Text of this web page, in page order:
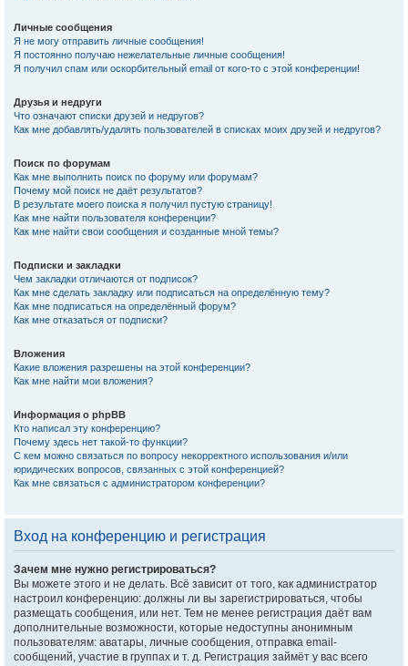
Личные сообщения
Я не могу отправить личные сообщения!
Я постоянно получаю нежелательные личные сообщения!
Я получил спам или оскорбительный email от кого-то с этой конференции!
Друзья и недруги
Что означают списки друзей и недругов?
Как мне добавлять/удалять пользователей в списках моих друзей и недругов?
Поиск по форумам
Как мне выполнить поиск по форуму или форумам?
Почему мой поиск не даёт результатов?
В результате моего поиска я получил пустую страницу!
Как мне найти пользователя конференции?
Как мне найти свои сообщения и созданные мной темы?
Подписки и закладки
Чем закладки отличаются от подписок?
Как мне сделать закладку или подписаться на определённую тему?
Как мне подписаться на определённый форум?
Как мне отказаться от подписки?
Вложения
Какие вложения разрешены на этой конференции?
Как мне найти мои вложения?
Информация о phpBB
Кто написал эту конференцию?
Почему здесь нет такой-то функции?
С кем можно связаться по вопросу некорректного использования и/или
юридических вопросов, связанных с этой конференцией?
Как мне связаться с администратором конференции?
Вход на конференцию и регистрация
Зачем мне нужно регистрироваться?
Вы можете этого и не делать. Всё зависит от того, как администратор
настроил конференцию: должны ли вы зарегистрироваться, чтобы
размещать сообщения, или нет. Тем не менее регистрация даёт вам
дополнительные возможности, которые недоступны анонимным
пользователям: аватары, личные сообщения, отправка email-
сообщений, участие в группах и т. д. Регистрация займёт у вас всего